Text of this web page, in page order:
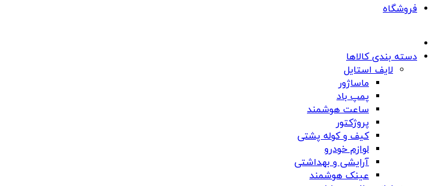
فروشگاه
دسته بندی کالاها
لایف استایل
ماساژور
پمپ باد
ساعت هوشمند
پروژکتور
کیف و کوله پشتی
لوازم خودرو
آرایشی و بهداشتی
عینک هوشمند